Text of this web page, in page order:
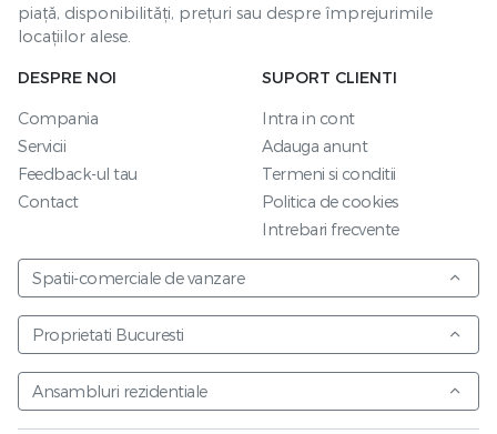
piață, disponibilități, prețuri sau despre împrejurimile
locațiilor alese.
DESPRE NOI
Compania
Servicii
Feedback-ul tau
Contact
SUPORT CLIENTI
Intra in cont
Adauga anunt
Termeni si conditii
Politica de cookies
Intrebari frecvente
Spatii-comerciale de vanzare
Proprietati Bucuresti
Ansambluri rezidentiale